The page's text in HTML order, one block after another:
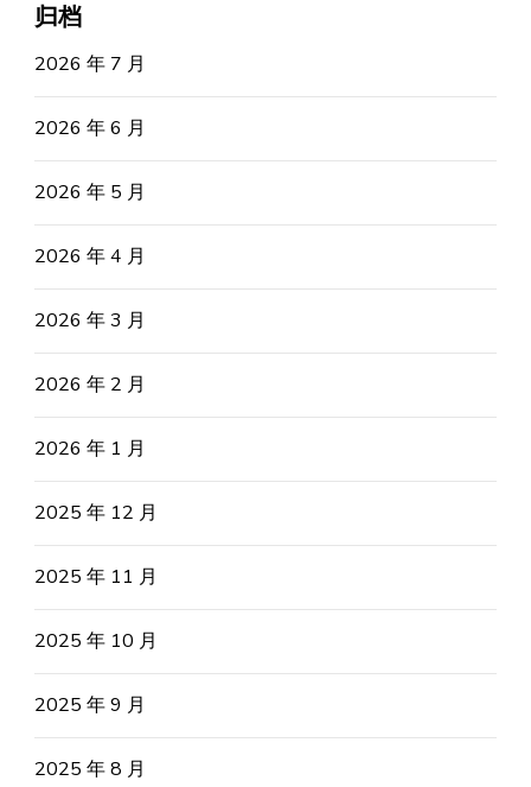
归档
2026 年 7 月
2026 年 6 月
2026 年 5 月
2026 年 4 月
2026 年 3 月
2026 年 2 月
2026 年 1 月
2025 年 12 月
2025 年 11 月
2025 年 10 月
2025 年 9 月
2025 年 8 月